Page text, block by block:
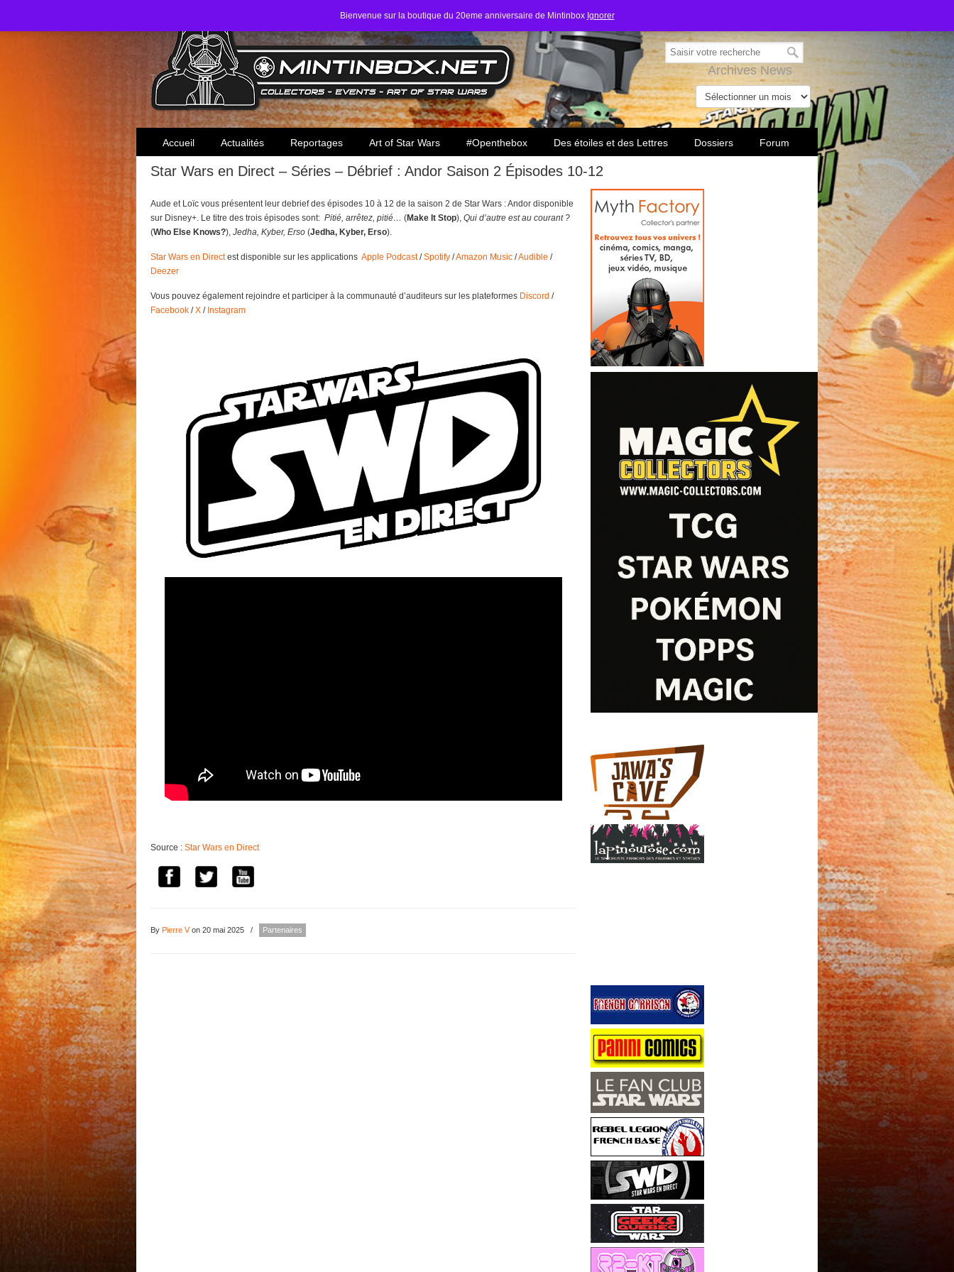
Bienvenue sur la boutique du 20eme anniversaire de Mintinbox Ignorer
Toute l'actualité des collectionneurs Star Wars
Archives News
Accueil Actualités Reportages Art of Star Wars #Openthebox Des étoiles et des Lettres Dossiers Forum
Star Wars en Direct – Séries – Débrief : Andor Saison 2 Épisodes 10-12
Aude et Loïc vous présentent leur debrief des épisodes 10 à 12 de la saison 2 de Star Wars : Andor disponible
sur Disney+. Le titre des trois épisodes sont: Pitié, arrêtez, pitié… (Make It Stop), Qui d’autre est au courant ?
(Who Else Knows?), Jedha, Kyber, Erso (Jedha, Kyber, Erso).
Star Wars en Directest disponible sur les applications Apple Podcast/Spotify /Amazon Music /Audible /
Deezer
Vous pouvez également rejoindre et participer à la communauté d’auditeurs sur les plateformes Discord /
Facebook /X / Instagram
Source : Star Wars en Direct
By Pierre Von 20 mai 2025 / Partenaires